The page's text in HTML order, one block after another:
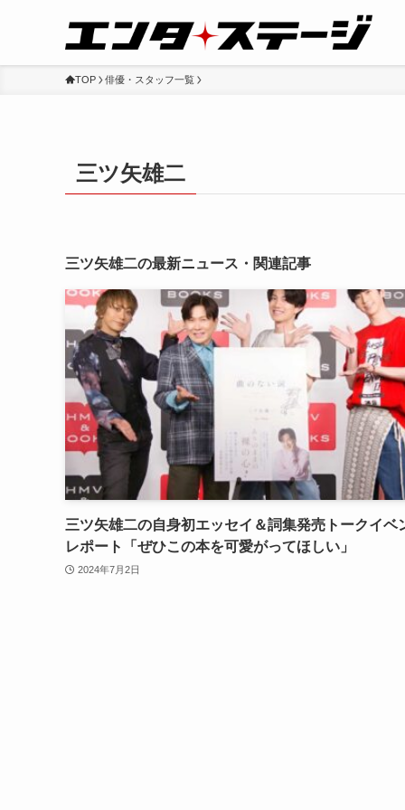
TOP 俳優・スタッフ一覧
三ツ矢雄二
三ツ矢雄二の最新ニュース・関連記事
三ツ矢雄二の自身初エッセイ＆詞集発売トークイベ
レポート「ぜひこの本を可愛がってほしい」
2024年7月2日